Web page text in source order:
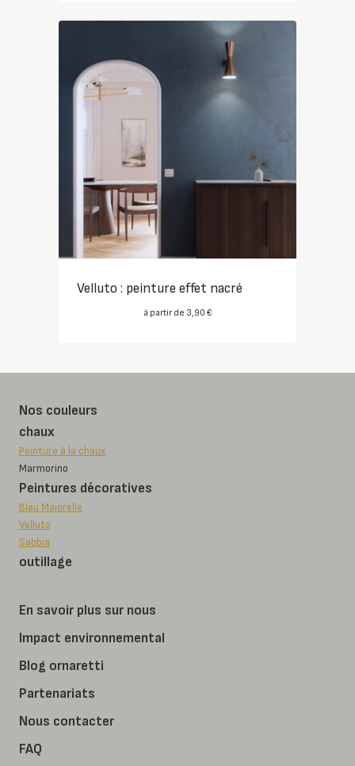
Velluto : peinture effet nacré
à partir de 3,90 €
Nos couleurs
chaux
Peinture à la chaux
Marmorino
Peintures décoratives
Bleu Majorelle
Velluto
Sabbia
outillage
En savoir plus sur nous
Impact environnemental
Blog ornaretti
Partenariats
Nous contacter
FAQ